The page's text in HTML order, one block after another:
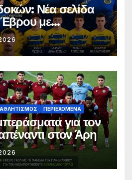
Νέα σελίδα
με
και
νέα γενιά
ΑΘΛΗΤΙΣΜΌΣ ΠΕΡΙΕΧΌΜΕΝΑ
για τον
στον Άρη